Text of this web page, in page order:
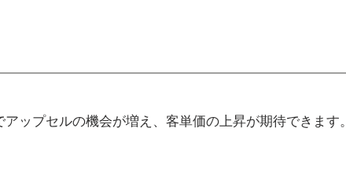
ップセルの機会が増え、客単価の上昇が期待できます。